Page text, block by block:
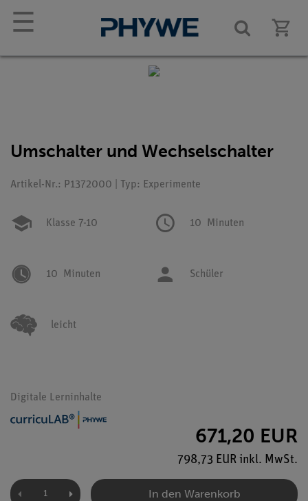
☰
Umschalter und Wechselschalter
Artikel-Nr.: P1372000 | Typ: Experimente
Klasse 7-10 10 Minuten
10 Minuten Schüler
leicht
Digitale Lerninhalte
671,20 EUR
798,73 EUR inkl. MwSt.
In den Warenkorb